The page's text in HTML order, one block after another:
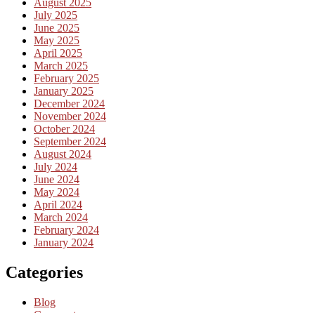
July 2025
June 2025
May 2025
April 2025
March 2025
February 2025
January 2025
December 2024
November 2024
October 2024
September 2024
August 2024
July 2024
June 2024
May 2024
April 2024
March 2024
February 2024
January 2024
Categories
Blog